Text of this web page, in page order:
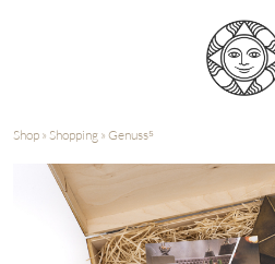
Shop » Shopping » Genuss⁵